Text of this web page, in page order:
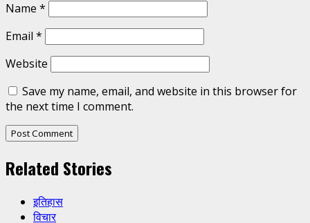
Name *
Email *
Website
Save my name, email, and website in this browser for
the next time I comment.
Related Stories
इतिहास
विचार